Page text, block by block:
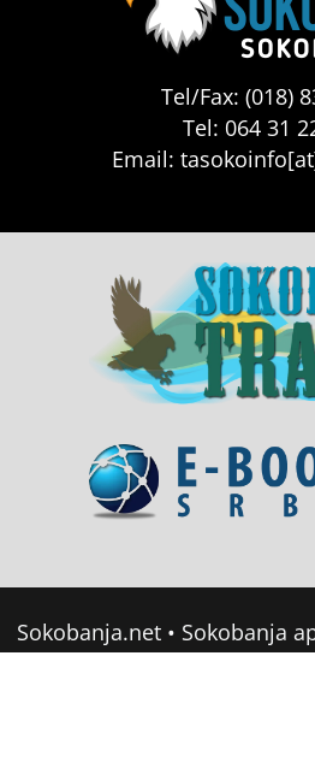
Tel/Fax: (018)
Tel: 064 31
Email:
Sokobanja.net • Sokobanja